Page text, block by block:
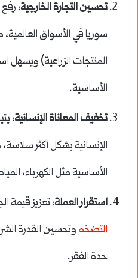
تحسين التجارة الخارجية:
سوريا في الأسواق
المنتجات الزراعية) ويسهل
الأساسية.
تخفيف المعاناة الإنسانية:
الإنسانية بشكل أكثر
الأساسية مثل الكهرباء،
استقرار العملة: تعزيز قيمة
التضخموتحسين القدرة
حدة الفقر.